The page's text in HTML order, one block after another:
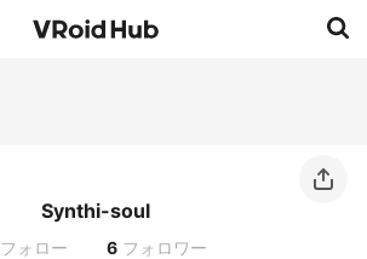
Synthi-soul
フォロー 6 フォロワー